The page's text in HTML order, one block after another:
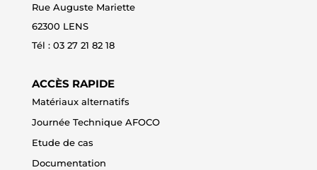
Rue Auguste Mariette
62300 LENS
Tél : 03 27 21 82 18
ACCÈS RAPIDE
Matériaux alternatifs
Journée Technique AFOCO
Etude de cas
Documentation